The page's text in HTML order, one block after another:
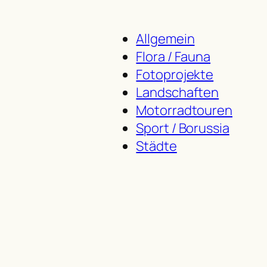
Allgemein
Flora / Fauna
Fotoprojekte
Landschaften
Motorradtouren
Sport / Borussia
Städte